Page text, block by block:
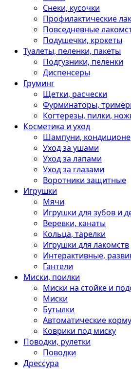
Снеки, кусочки
Профилактические
Повседневные
Подушечки, крокеты
Туалеты, пеленки, пакеты
Подгузники, пеленки
Диспенсеры
Груминг
Щетки, расчески
Фурминаторы,
Когтерезы, пилки,
Косметика и уход
Шампуни,
Уход за ушами
Уход за лапами
Уход за глазами
Воротники защитные
Игрушки
Мячи
Игрушки для зубов и
Веревки, канаты
Кольца, тарелки
Игрушки для лакомств
Интерактивные,
Гантели
Миски, поилки
Миски на стойке и
Миски
Бутылки
Автоматические
Коврики под миску
Поводки, рулетки
Поводки
Дрессура